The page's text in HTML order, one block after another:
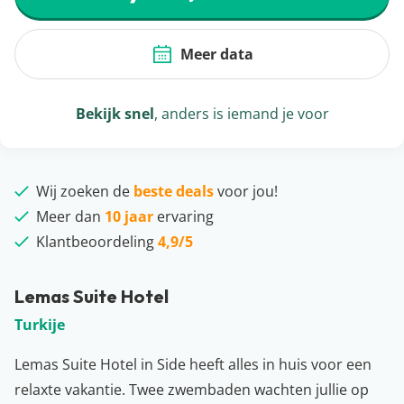
Lemas Suite Hotel
Turkije
Lemas Suite Hotel in Side heeft alles in huis voor een
relaxte vakantie. Twee zwembaden wachten jullie op
Meer data
Bekijk snel, anders is iemand je voor
Wij zoeken de beste dealsvoor jou!
Meer dan 10 jaar ervaring
Klantbeoordeling4,9/5